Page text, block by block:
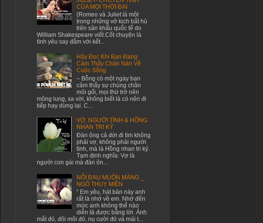
CỦA MỌI THỜI ĐẠI
(Romeo và Juliet là một
trong những vở kịch bất hủ
trên sân khấu quốc tế do
William Shakespeare viết.Cốt chuyện là
tình yêu say đắm với kết...
Hãy Đọc Khi Bạn Đang
Cảm Thấy Chán Nản Về
Cuộc Sống
– Bỗng có một ngày bạn
cảm thấy sự chùng chân
mỏi gối, mọi thứ trở nên
mông lung, xa vời, không biết là có nên đi
tiếp hay dừng lại. C...
VỢ, NGƯỜI TÌNH & HỒNG
NHAN TRI KỶ
Đàn ông cả đời đi tìm không
phải vợ, không phải người
tình, mà là Hồng nhan tri kỷ.
Tạm định nghĩa: Vợ là
người con gái mà đàn ôn...
NỖI ĐAU MUỘN MÀNG _
NGÔ THUỴ MIÊN
“ Em yêu, hát bản này anh
rất là nhớ về em. Nhớ đến
mức anh không thể nào
diễn tả được bằng lời. Ánh
mắt đó, đôi môi đó, nụ cười đó và mái t...